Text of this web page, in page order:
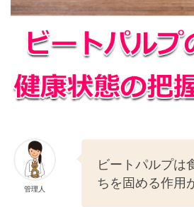
管理人
ビートパルプは
ちを固める作用